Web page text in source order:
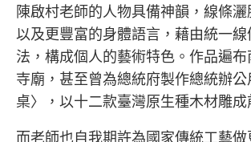
陳啟村老師的人物具備神韻，線條
以及更豐富的身體語言，藉由統一
法，構成個人的藝術特色。作品遍
寺廟，甚至曾為總統府製作總統辦公
桌〉，以十二款臺灣原生種木材雕成
而老師也自我期許為國家傳統工藝